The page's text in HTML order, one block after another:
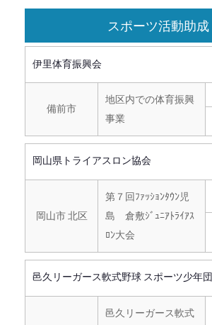
スポーツ活動助成
伊里体育振興会
備前市
地区内での体育振興
事業
岡山県トライアスロン協会
岡山市 北区
第７回ﾌｧｯｼｮﾝﾀｳﾝ児
島 倉敷ｼﾞｭﾆｱﾄﾗｲｱｽ
ﾛﾝ大会
邑久リーガース軟式野球 スポーツ少年団
邑久リーガース軟式